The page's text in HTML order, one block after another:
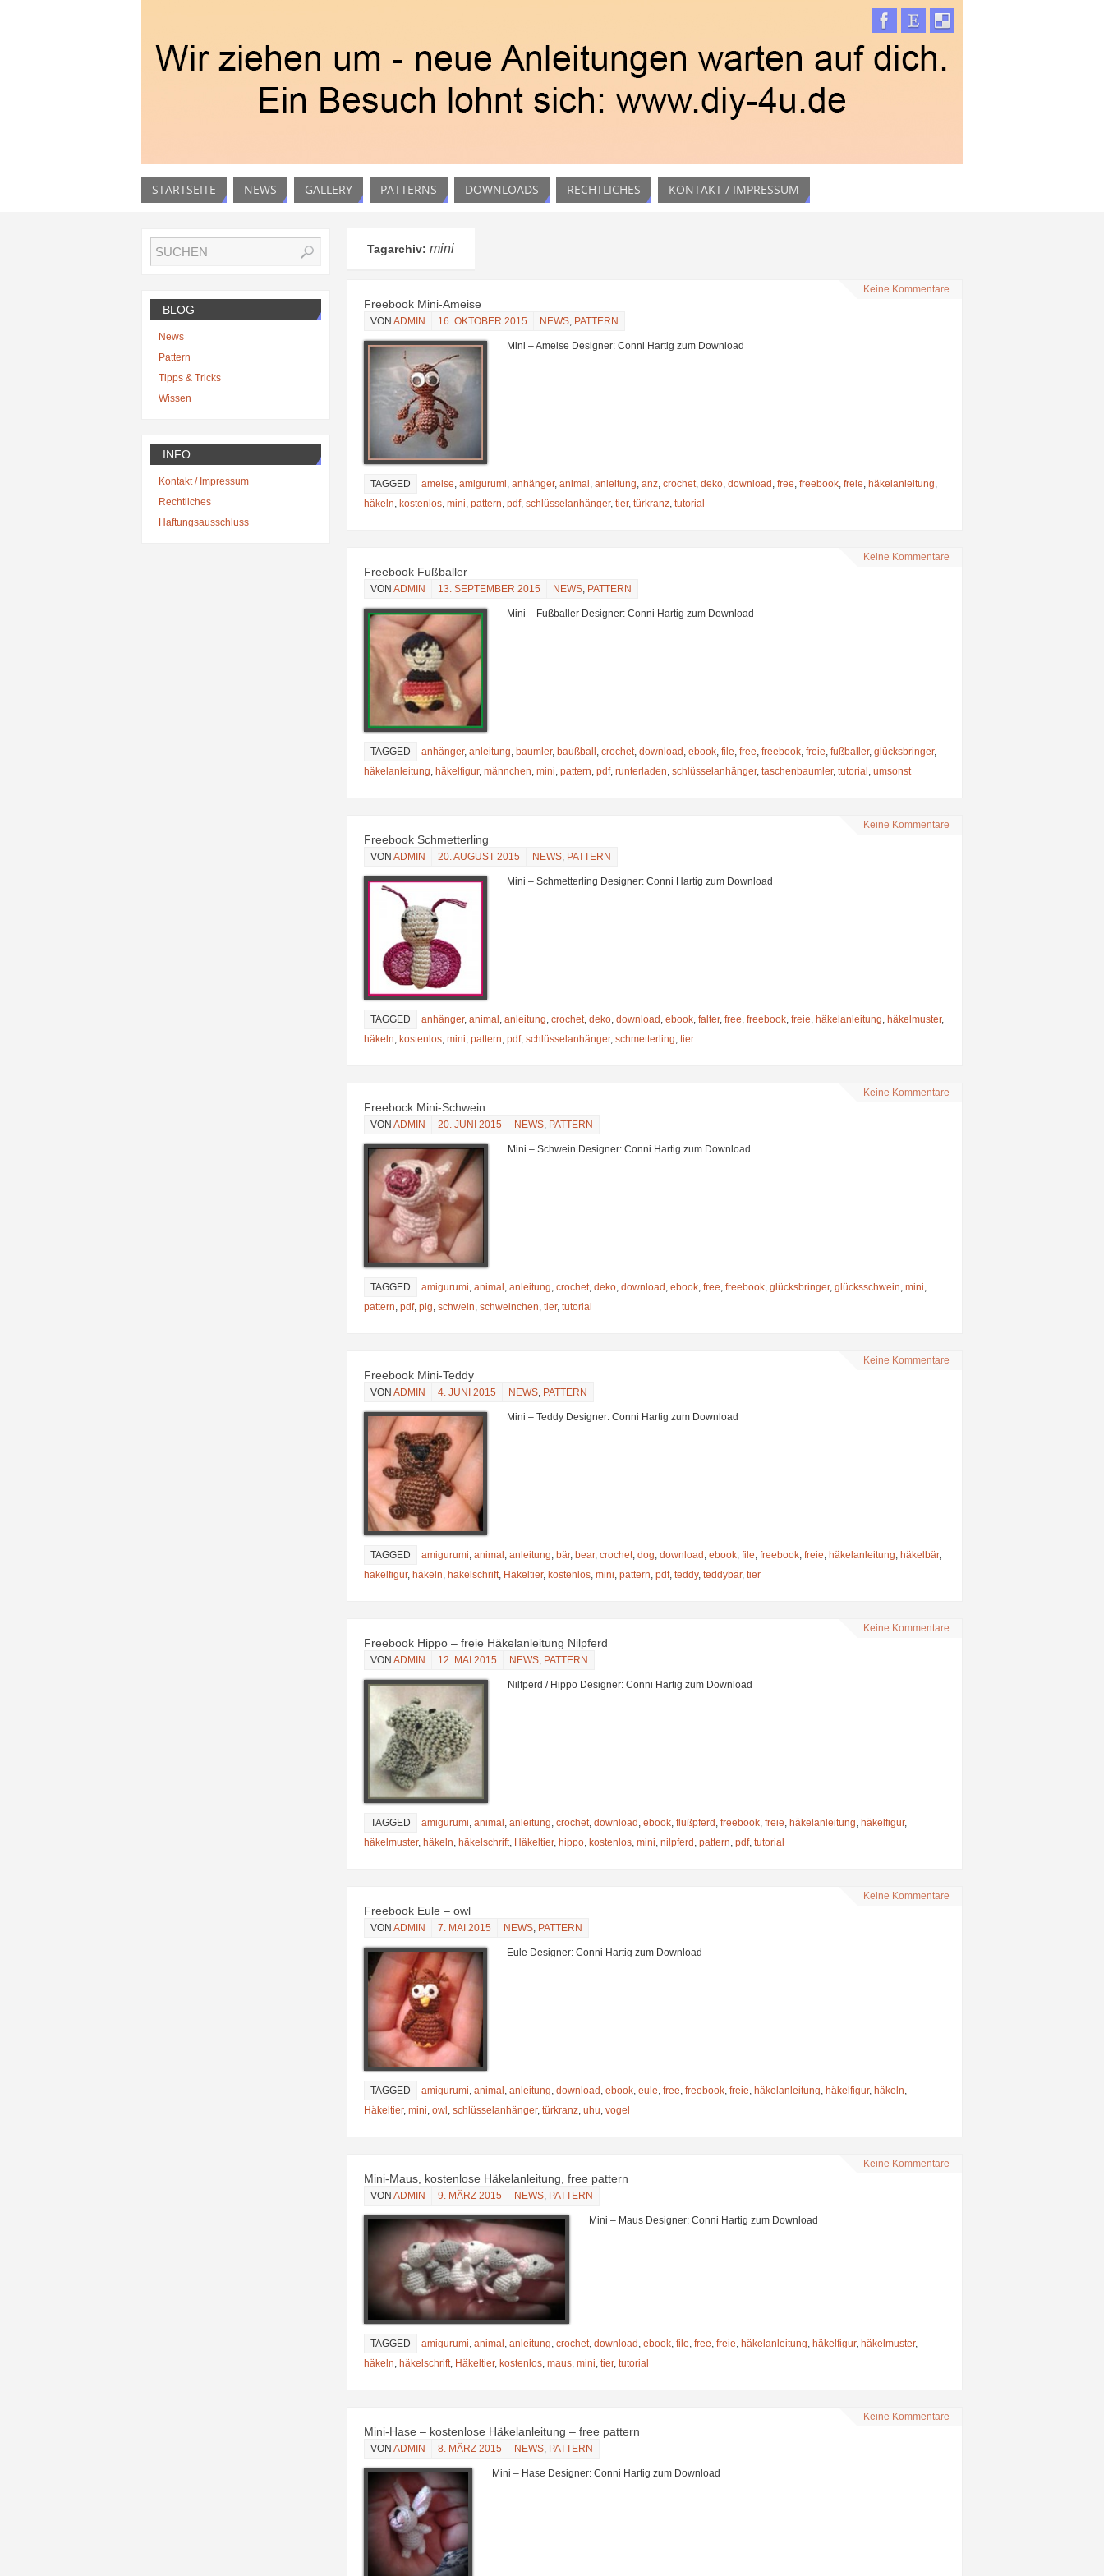
STARTSEITE NEWS GALLERY PATTERNS DOWNLOADS RECHTLICHES KONTAKT / IMPRESSUM
Tagarchiv: mini
Keine Kommentare
Freebook Mini-Ameise
VON ADMIN 16. OKTOBER 2015 NEWS, PATTERN
Mini – Ameise Designer: Conni Hartig zum Download
TAGGED ameise, amigurumi, anhänger, animal , anleitung, anz, crochet, deko, download , free, freebook, freie, häkelanleitung,
häkeln, kostenlos, mini, pattern, pdf, schlüsselanhänger, tier, türkranz, tutorial
Keine Kommentare
Freebook Fußballer
VON ADMIN 13. SEPTEMBER 2015 NEWS, PATTERN
Mini – Fußballer Designer: Conni Hartig zum Download
TAGGED anhänger, anleitung, baumler, baußball , crochet, download , ebook, file, free, freebook, freie, fußballer, glücksbringer,
häkelanleitung, häkelfigur, männchen, mini, pattern, pdf, runterladen, schlüsselanhänger, taschenbaumler, tutorial , umsonst
Keine Kommentare
Freebook Schmetterling
VON ADMIN 20. AUGUST 2015 NEWS, PATTERN
Mini – Schmetterling Designer: Conni Hartig zum Download
TAGGED anhänger, animal , anleitung, crochet, deko, download , ebook, falter, free, freebook, freie, häkelanleitung, häkelmuster,
häkeln, kostenlos, mini, pattern, pdf, schlüsselanhänger, schmetterling, tier
Keine Kommentare
Freebock Mini-Schwein
VON ADMIN 20. JUNI 2015 NEWS, PATTERN
Mini – Schwein Designer: Conni Hartig zum Download
TAGGED amigurumi, animal , anleitung, crochet, deko, download , ebook, free, freebook, glücksbringer, glücksschwein, mini,
pattern, pdf, pig, schwein, schweinchen, tier, tutorial
Keine Kommentare
Freebook Mini-Teddy
VON ADMIN 4. JUNI 2015 NEWS, PATTERN
Mini – Teddy Designer: Conni Hartig zum Download
TAGGED amigurumi, animal , anleitung, bär, bear, crochet, dog, download , ebook, file, freebook, freie, häkelanleitung, häkelbär,
häkelfigur, häkeln, häkelschrift, Häkeltier, kostenlos, mini, pattern, pdf, teddy, teddybär, tier
Keine Kommentare
Freebook Hippo – freie Häkelanleitung Nilpferd
VON ADMIN 12. MAI 2015 NEWS, PATTERN
Nilfperd / Hippo Designer: Conni Hartig zum Download
TAGGED amigurumi, animal , anleitung, crochet, download , ebook, flußpferd , freebook, freie, häkelanleitung, häkelfigur,
häkelmuster, häkeln, häkelschrift, Häkeltier, hippo, kostenlos, mini, nilpferd , pattern, pdf, tutorial
Keine Kommentare
Freebook Eule – owl
VON ADMIN 7. MAI 2015 NEWS, PATTERN
Eule Designer: Conni Hartig zum Download
TAGGED amigurumi, animal , anleitung, download , ebook, eule, free, freebook, freie, häkelanleitung, häkelfigur, häkeln,
Häkeltier, mini, owl , schlüsselanhänger, türkranz, uhu, vogel
Keine Kommentare
Mini-Maus, kostenlose Häkelanleitung, free pattern
VON ADMIN 9. MÄRZ 2015 NEWS, PATTERN
Mini – Maus Designer: Conni Hartig zum Download
TAGGED amigurumi, animal , anleitung, crochet, download , ebook, file, free, freie, häkelanleitung, häkelfigur, häkelmuster,
häkeln, häkelschrift, Häkeltier, kostenlos, maus, mini, tier, tutorial
Keine Kommentare
Mini-Hase – kostenlose Häkelanleitung – free pattern
VON ADMIN 8. MÄRZ 2015 NEWS, PATTERN
Mini – Hase Designer: Conni Hartig zum Download
BLOG
News
Pattern
Tipps & Tricks
Wissen
INFO
Kontakt / Impressum
Rechtliches
Haftungsausschluss